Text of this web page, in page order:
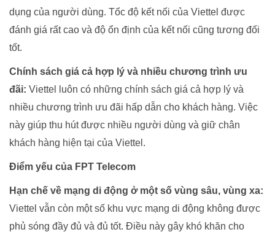
dụng của người dùng. Tốc độ kết nối của Viettel được
đánh giá rất cao và độ ổn định của kết nối cũng tương đối
tốt.
Chính sách giá cả hợp lý và nhiều chương trình ưu
đãi: Viettel luôn có những chính sách giá cả hợp lý và
nhiều chương trình ưu đãi hấp dẫn cho khách hàng. Việc
này giúp thu hút được nhiều người dùng và giữ chân
khách hàng hiện tại của Viettel.
Điểm yếu của FPT Telecom
Hạn chế về mạng di động ở một số vùng sâu, vùng xa:
Viettel vẫn còn một số khu vực mạng di động không được
phủ sóng đầy đủ và đủ tốt. Điều này gây khó khăn cho